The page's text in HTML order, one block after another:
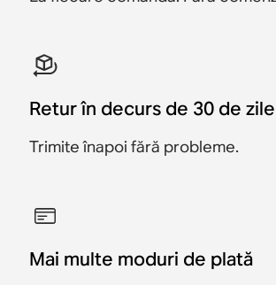
1.099 RON
999 RON
Retur în decurs de 30 de zile
Trimite înapoi fără probleme.
Mai multe moduri de plată